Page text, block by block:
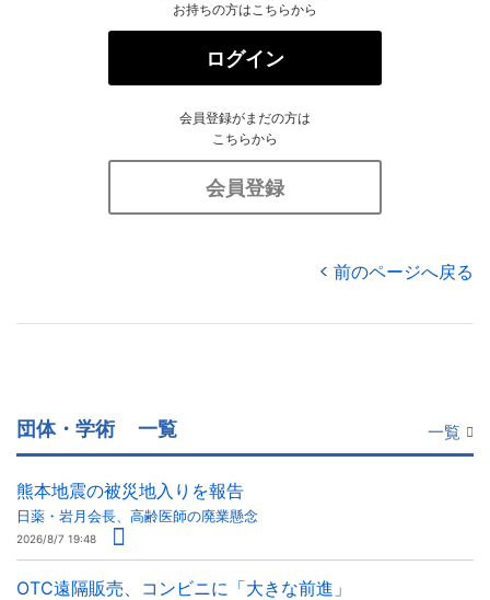
お持ちの方はこちらから
ログイン
会員登録がまだの方は
こちらから
会員登録
前のページへ戻る
団体・学術 一覧 一覧
熊本地震の被災地入りを報告
日薬・岩月会長、高齢医師の廃業懸念
2026/8/7 19:48
OTC遠隔販売、コンビニに「大きな前進」